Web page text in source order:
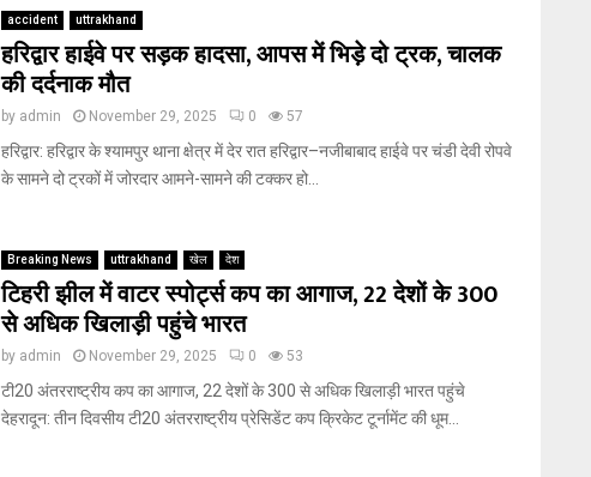
accident uttrakhand
हरिद्वार हाईवे पर सड़क हादसा, आपस में भिड़े दो ट्रक, चालक
की दर्दनाक मौत
by admin November 29, 2025 0 57
हरिद्वार: हरिद्वार के श्यामपुर थाना क्षेत्र में देर रात हरिद्वार–नजीबाबाद हाईवे पर चंडी देवी रोपवे
के सामने दो ट्रकों में जोरदार आमने-सामने की टक्कर हो...
Breaking News uttrakhand खेल देश
टिहरी झील में वाटर स्पोर्ट्स कप का आगाज, 22 देशों के 300
से अधिक खिलाड़ी पहुंचे भारत
by admin November 29, 2025 0 53
टी20 अंतरराष्ट्रीय कप का आगाज, 22 देशों के 300 से अधिक खिलाड़ी भारत पहुंचे
देहरादून: तीन दिवसीय टी20 अंतरराष्ट्रीय प्रेसिडेंट कप क्रिकेट टूर्नामेंट की धूम...